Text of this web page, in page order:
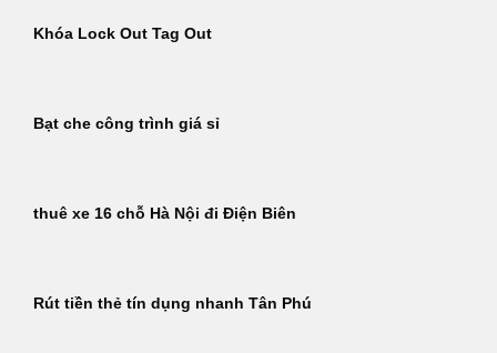
Khóa Lock Out Tag Out
Bạt che công trình giá sỉ
thuê xe 16 chỗ Hà Nội đi Điện Biên
Rút tiền thẻ tín dụng nhanh Tân Phú